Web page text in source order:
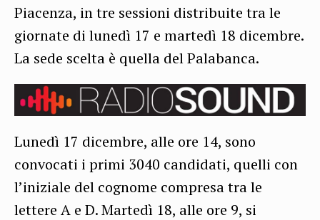
Piacenza, in tre sessioni distribuite tra le
giornate di lunedì 17 e martedì 18 dicembre.
La sede scelta è quella del Palabanca.
Lunedì 17 dicembre, alle ore 14, sono
convocati i primi 3040 candidati, quelli con
l’iniziale del cognome compresa tra le
lettere A e D. Martedì 18, alle ore 9, si